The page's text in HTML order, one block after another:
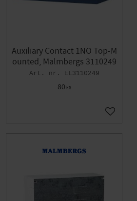
favorites
Auxiliary Contact 1NO Top-M
ounted, Malmbergs 3110249
EL3110249
80 KR
Add to